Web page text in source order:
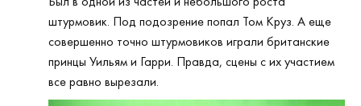
штурмовик. Под подозрение попал Том Круз. А еще
совершенно точно штурмовиков играли британские
принцы Уильям и Гарри. Правда, сцены с их участием
все равно вырезали.